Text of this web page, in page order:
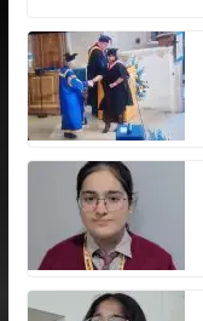
at
s
A
p
p
e
b
o
o